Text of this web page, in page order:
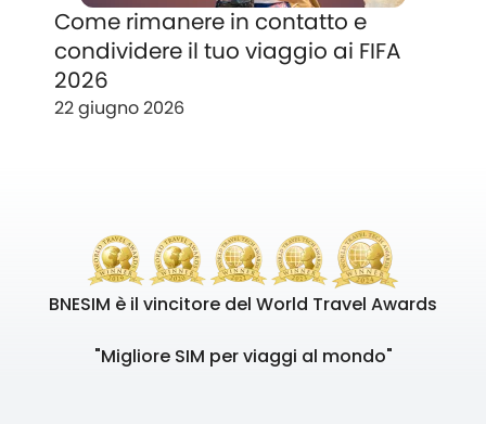
Come rimanere in contatto e
condividere il tuo viaggio ai FIFA
2026
22 giugno 2026
BNESIM è il vincitore del World Travel Awards
"Migliore SIM per viaggi al mondo"